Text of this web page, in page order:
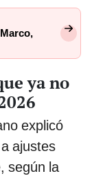
ya no
explicó
ajustes
según la